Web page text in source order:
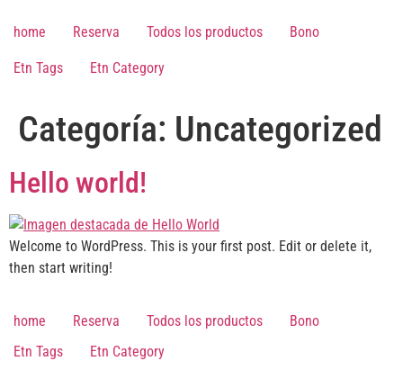
home Reserva Todos los productos Bono
Etn Tags Etn Category
Categoría: Uncategorized
Hello world!
Welcome to WordPress. This is your first post. Edit or delete it,
then start writing!
home Reserva Todos los productos
Bono
Etn Tags
Etn Category